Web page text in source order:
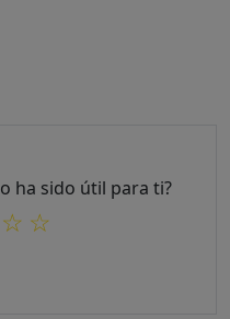
ha sido útil para ti?
☆
☆